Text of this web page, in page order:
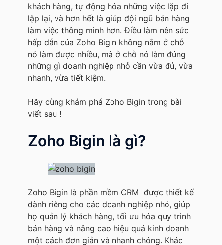
khách hàng, tự động hóa những việc lặp đi
lặp lại, và hơn hết là giúp đội ngũ bán hàng
làm việc thông minh hơn. Điều làm nên sức
hấp dẫn của Zoho Bigin không nằm ở chỗ
nó làm được nhiều, mà ở chỗ nó làm đúng
những gì doanh nghiệp nhỏ cần vừa đủ, vừa
nhanh, vừa tiết kiệm.
Hãy cùng khám phá Zoho Bigin trong bài
viết sau !
Zoho Bigin là gì?
Zoho Bigin là phần mềm CRM được thiết kế
dành riêng cho các doanh nghiệp nhỏ, giúp
họ quản lý khách hàng, tối ưu hóa quy trình
bán hàng và nâng cao hiệu quả kinh doanh
một cách đơn giản và nhanh chóng. Khác